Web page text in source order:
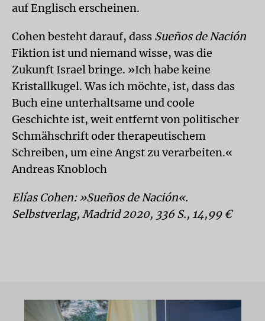
auf Englisch erscheinen.
Cohen besteht darauf, dass Sueños de Na­ción
Fiktion ist und niemand wisse, was die
Zukunft Israel bringe. »Ich habe keine
Kristallkugel. Was ich möchte, ist, dass das
Buch eine unterhaltsame und coole
Geschichte ist, weit entfernt von politischer
Schmähschrift oder therapeutischem
Schreiben, um eine Angst zu verarbeiten.«
Andreas Knobloch
Elías Cohen: »Sueños de Nación«.
Selbstverlag, Madrid 2020, 336 S., 14,99 €